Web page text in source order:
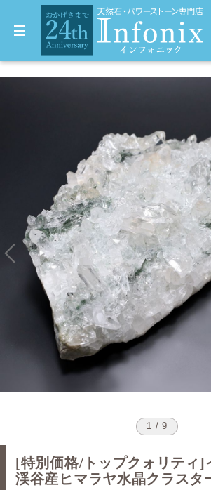
1 / 9
[特別価格/トップクォリティ]
渓谷産ヒマラヤ水晶クラスタ